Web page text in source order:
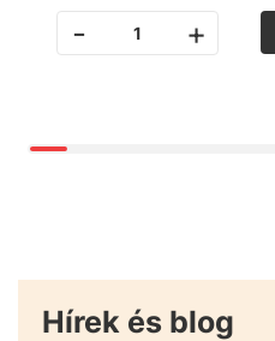
- +
Hírek és blog